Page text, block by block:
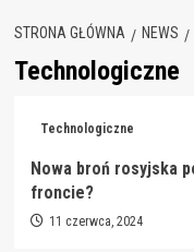
STRONA GŁÓWNA NEWS
Technologiczne
Technologiczne
Nowa broń rosyjska
froncie?
11 czerwca, 2024